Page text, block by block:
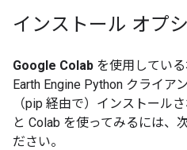
インストール オプ
Google Colab を使用してい
Earth Engine Python クライア
（pip 経由で）インストール
と Colab を使ってみるには、
ださい。